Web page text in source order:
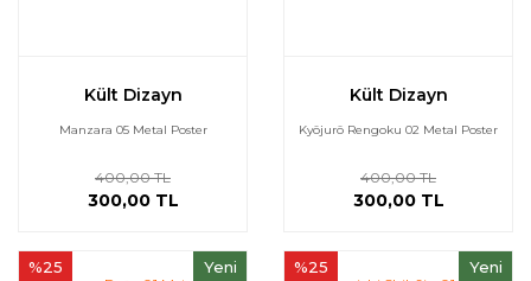
Kült Dizayn
Manzara 05 Metal Poster
400,00 TL
300,00 TL
Kült Dizayn
Kyōjurō Rengoku 02 Metal Poster
400,00 TL
300,00 TL
Yeni
%25 Yeni
%25